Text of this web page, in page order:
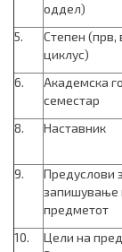
оддел)
5.
Степен (прв,
циклус)
6.
Академска
семестар
8. Наставник
9.
Предуслови
запишување
предметот
10.
Цели на